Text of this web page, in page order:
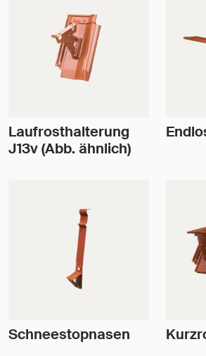
Laufrosthalterung
J13v (Abb. ähnlich)
Schneestopnasen